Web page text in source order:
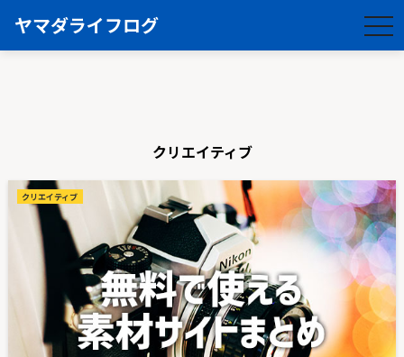
ヤマダライフログ
クリエイティブ
クリエイティブ